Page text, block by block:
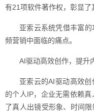
有21项软件著作权，彰显了
亚索云系统凭借丰富
频营销中面临的痛点。
AI驱动高效创作，提升
亚索云的AI驱动高效
的个人IP，企业无需依赖
了真人出镜受形象、时间